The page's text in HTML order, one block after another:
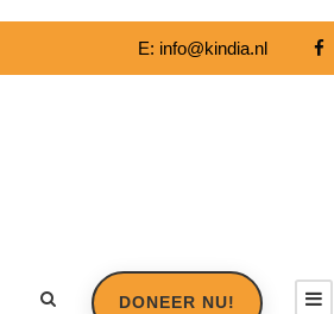
E: info@kindia.nl
DONEER NU!